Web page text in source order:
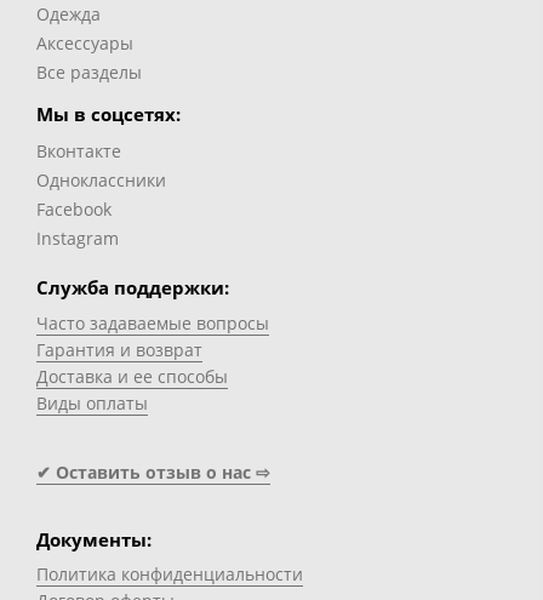
Одежда
Аксессуары
Все разделы
Мы в соцсетях:
Вконтакте
Одноклассники
Facebook
Instagram
Служба поддержки:
Часто задаваемые вопросы
Гарантия и возврат
Доставка и ее способы
Виды оплаты
✔ Оставить отзыв о нас ⇨
Документы:
Политика конфиденциальности